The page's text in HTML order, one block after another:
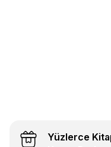
Yüzlerce